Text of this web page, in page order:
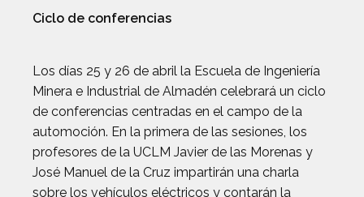
Ciclo de conferencias
Los días 25 y 26 de abril la Escuela de Ingeniería
Minera e Industrial de Almadén celebrará un ciclo
de conferencias centradas en el campo de la
automoción. En la primera de las sesiones, los
profesores de la UCLM Javier de las Morenas y
José Manuel de la Cruz impartirán una charla
sobre los vehículos eléctricos y contarán la